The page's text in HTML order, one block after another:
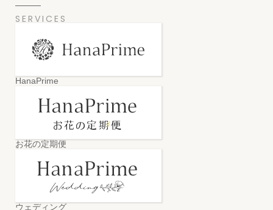
SERVICES
HanaPrime
お花の定期便
ウェディング